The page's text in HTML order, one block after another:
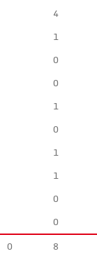
4
1
0
0
1
0
1
1
0
0
0 8